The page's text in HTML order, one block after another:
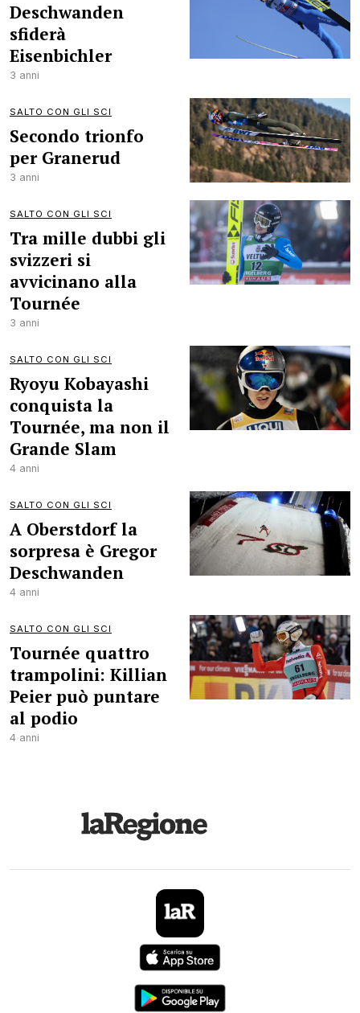
Deschwanden
sfiderà
Eisenbichler
3 anni
SALTO CON GLI SCI
Secondo trionfo
per Granerud
3 anni
SALTO CON GLI SCI
Tra mille dubbi gli
svizzeri si
avvicinano alla
Tournée
3 anni
SALTO CON GLI SCI
Ryoyu Kobayashi
conquista la
Tournée, ma non il
Grande Slam
4 anni
SALTO CON GLI SCI
A Oberstdorf la
sorpresa è Gregor
Deschwanden
4 anni
SALTO CON GLI SCI
Tournée quattro
trampolini: Killian
Peier può puntare
al podio
4 anni